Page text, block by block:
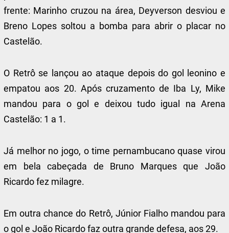
frente: Marinho cruzou na área, Deyverson desviou e
Breno Lopes soltou a bomba para abrir o placar no
Castelão.
O Retrô se lançou ao ataque depois do gol leonino e
empatou aos 20. Após cruzamento de Iba Ly, Mike
mandou para o gol e deixou tudo igual na Arena
Castelão: 1 a 1.
Já melhor no jogo, o time pernambucano quase virou
em bela cabeçada de Bruno Marques que João
Ricardo fez milagre.
Em outra chance do Retrô, Júnior Fialho mandou para
o gol e João Ricardo faz outra grande defesa, aos 29.